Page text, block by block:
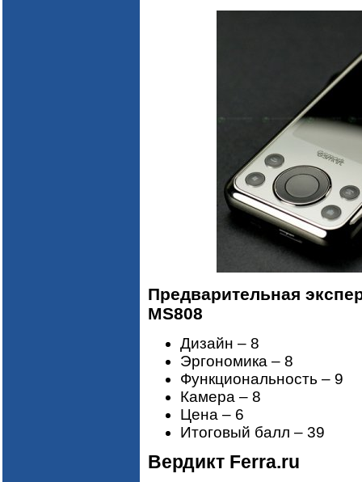
Предварительная
MS808
Дизайн – 8
Эргономика – 8
Функциональность – 9
Камера – 8
Цена – 6
Итоговый балл – 39
Вердикт Ferra.ru